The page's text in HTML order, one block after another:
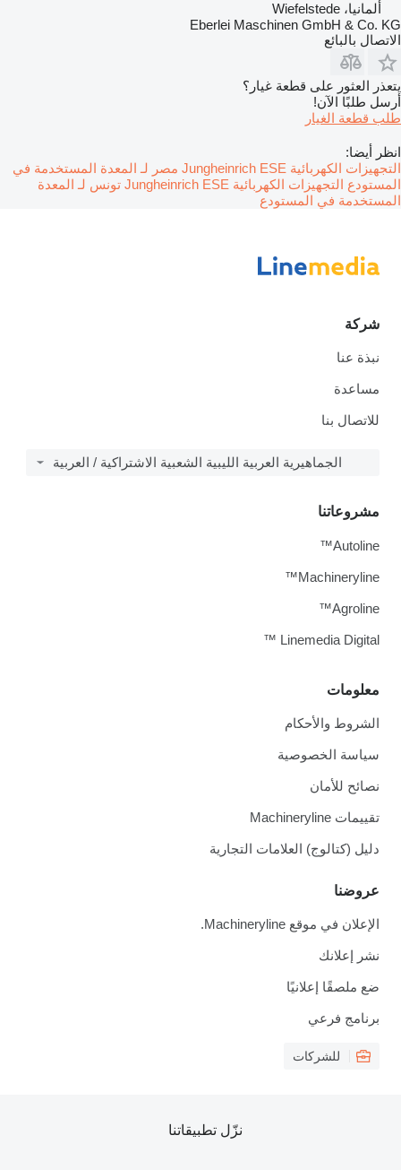
ألمانيا، Wiefelstede
Eberlei Maschinen GmbH & Co. KG
الاتصال بالبائع
يتعذر العثور على قطعة غيار؟
أرسل طلبًا الآن!
طلب قطعة الغيار
انظر أيضا:
التجهيزات الكهربائية Jungheinrich ESE مصر لـ المعدة المستخدمة في
المستودع
التجهيزات الكهربائية Jungheinrich ESE تونس لـ المعدة
المستخدمة في المستودع
شركة
نبذة عنا
مساعدة
للاتصال بنا
الجماهيرية العربية الليبية الشعبية الاشتراكية / العربية
معلومات
الشروط والأحكام
سياسة الخصوصية
نصائح للأمان
تقييمات Machineryline
دليل (كتالوج) العلامات التجارية
عروضنا
الإعلان في موقع Machineryline.
نشر إعلانك
ضع ملصقًا إعلانيًا
برنامج فرعي
للشركات
مشروعاتنا
Autoline™
Machineryline™
Agroline™
Linemedia Digital ™
نزّل تطبيقاتنا